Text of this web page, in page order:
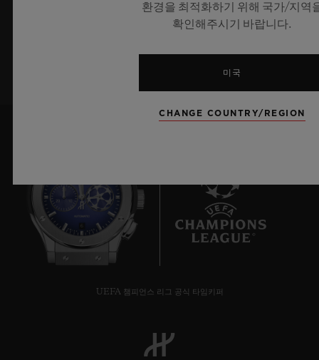
UEFA 챔피언스 리그 공식 타임키퍼
환경을 최적화하기 위해 국가/지역
확인해주시기 바랍니다.
미국
CHANGE COUNTRY/REGION